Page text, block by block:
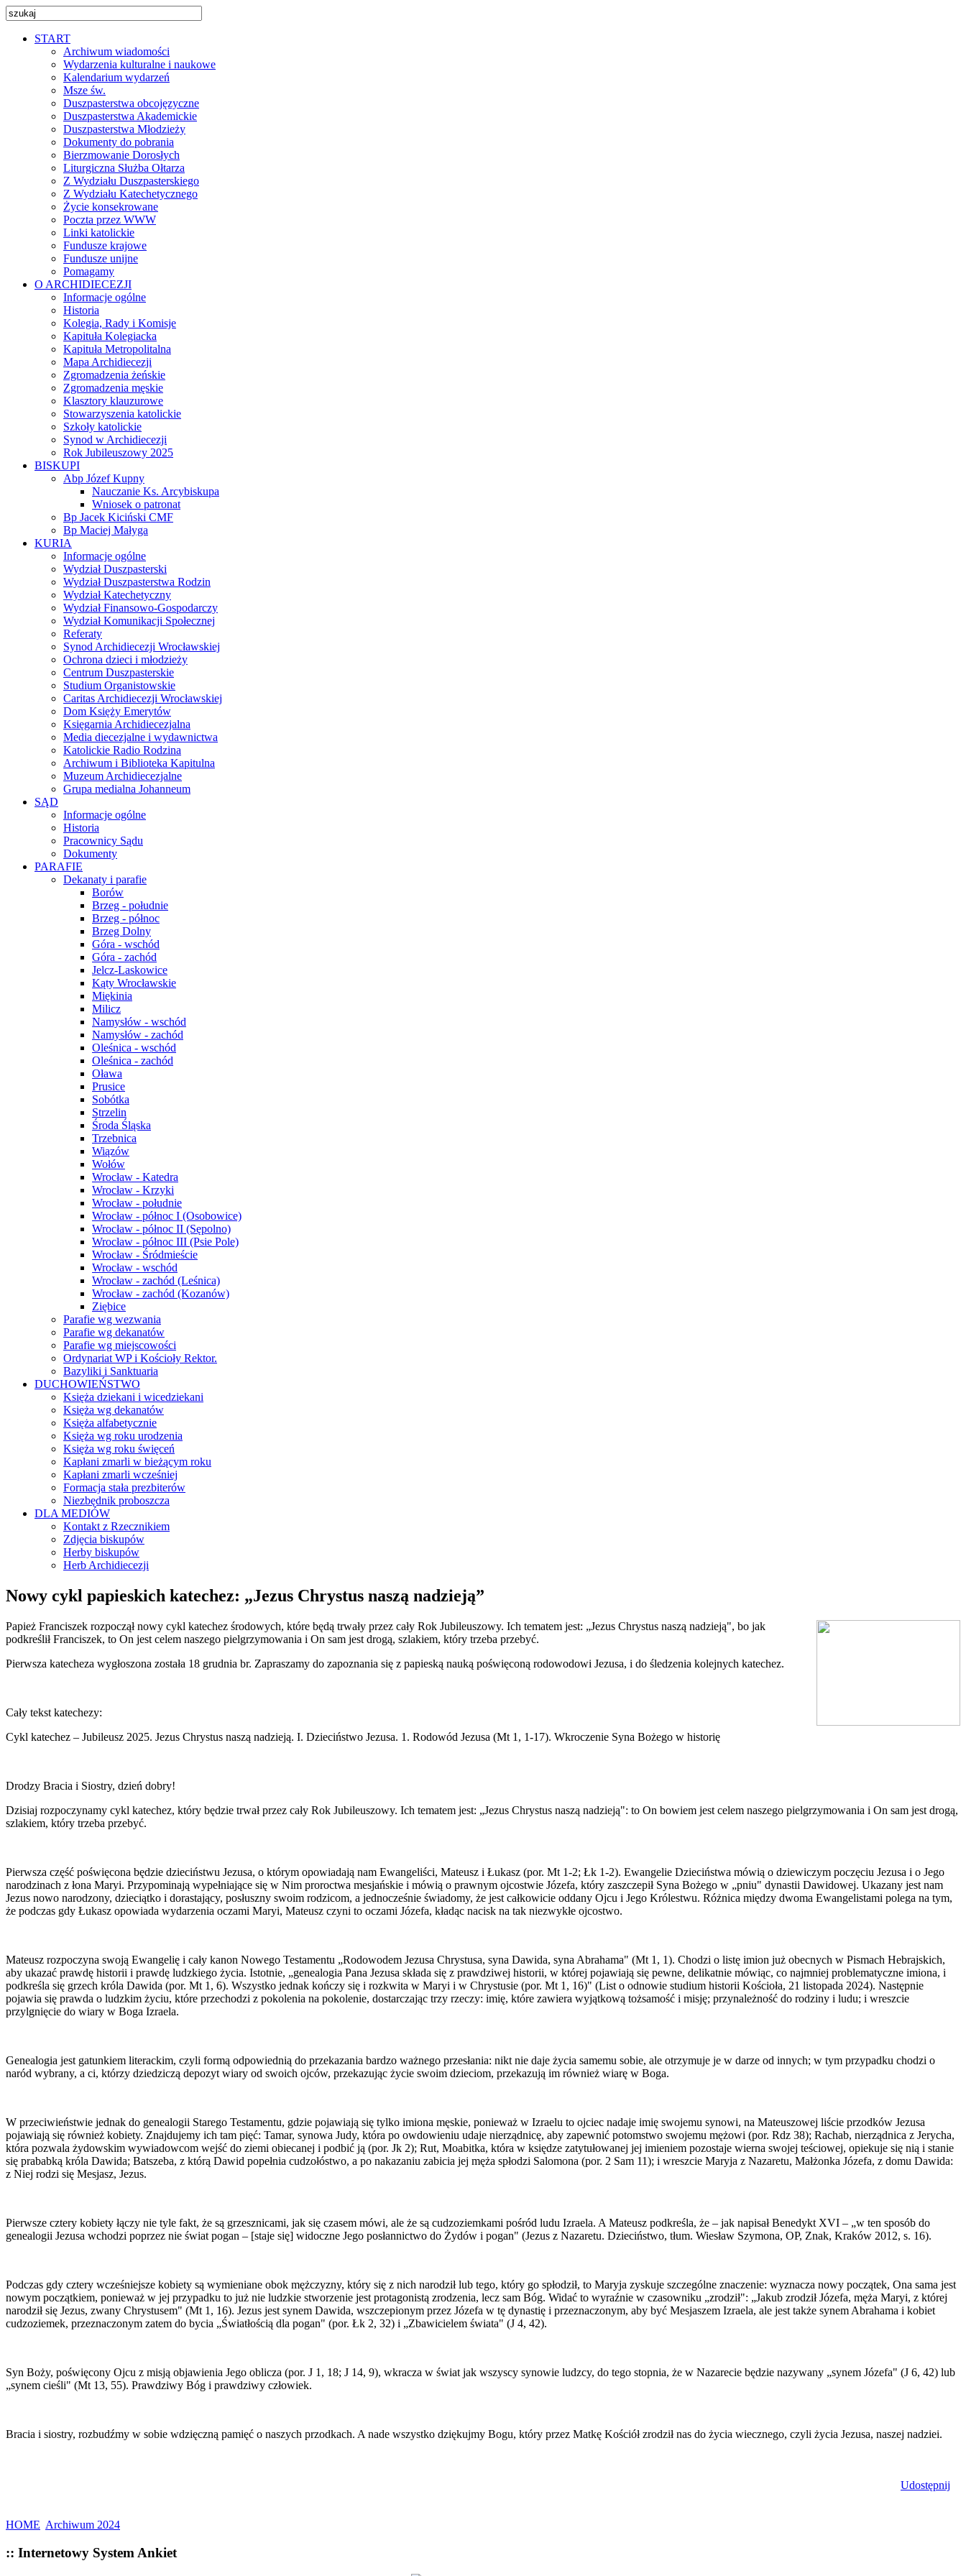
START
Archiwum wiadomości
Wydarzenia kulturalne i naukowe
Kalendarium wydarzeń
Msze św.
Duszpasterstwa obcojęzyczne
Duszpasterstwa Akademickie
Duszpasterstwa Młodzieży
Dokumenty do pobrania
Bierzmowanie Dorosłych
Liturgiczna Służba Ołtarza
Z Wydziału Duszpasterskiego
Z Wydziału Katechetycznego
Życie konsekrowane
Poczta przez WWW
Linki katolickie
Fundusze krajowe
Fundusze unijne
Pomagamy
O ARCHIDIECEZJI
Informacje ogólne
Historia
Kolegia, Rady i Komisje
Kapituła Kolegiacka
Kapituła Metropolitalna
Mapa Archidiecezji
Zgromadzenia żeńskie
Zgromadzenia męskie
Klasztory klauzurowe
Stowarzyszenia katolickie
Szkoły katolickie
Synod w Archidiecezji
Rok Jubileuszowy 2025
BISKUPI
Abp Józef Kupny
Nauczanie Ks. Arcybiskupa
Wniosek o patronat
Bp Jacek Kiciński CMF
Bp Maciej Małyga
KURIA
Informacje ogólne
Wydział Duszpasterski
Wydział Duszpasterstwa Rodzin
Wydział Katechetyczny
Wydział Finansowo-Gospodarczy
Wydział Komunikacji Społecznej
Referaty
Synod Archidiecezji Wrocławskiej
Ochrona dzieci i młodzieży
Centrum Duszpasterskie
Studium Organistowskie
Caritas Archidiecezji Wrocławskiej
Dom Księży Emerytów
Księgarnia Archidiecezjalna
Media diecezjalne i wydawnictwa
Katolickie Radio Rodzina
Archiwum i Biblioteka Kapitulna
Muzeum Archidiecezjalne
Grupa medialna Johanneum
SĄD
Informacje ogólne
Historia
Pracownicy Sądu
Dokumenty
PARAFIE
Dekanaty i parafie
Borów
Brzeg - południe
Brzeg - północ
Brzeg Dolny
Góra - wschód
Góra - zachód
Jelcz-Laskowice
Kąty Wrocławskie
Miękinia
Milicz
Namysłów - wschód
Namysłów - zachód
Oleśnica - wschód
Oleśnica - zachód
Oława
Prusice
Sobótka
Strzelin
Środa Śląska
Trzebnica
Wiązów
Wołów
Wrocław - Katedra
Wrocław - Krzyki
Wrocław - południe
Wrocław - północ I (Osobowice)
Wrocław - północ II (Sępolno)
Wrocław - północ III (Psie Pole)
Wrocław - Śródmieście
Wrocław - wschód
Wrocław - zachód (Leśnica)
Wrocław - zachód (Kozanów)
Ziębice
Parafie wg wezwania
Parafie wg dekanatów
Parafie wg miejscowości
Ordynariat WP i Kościoły Rektor.
Bazyliki i Sanktuaria
DUCHOWIEŃSTWO
Księża dziekani i wicedziekani
Księża wg dekanatów
Księża alfabetycznie
Księża wg roku urodzenia
Księża wg roku święceń
Kapłani zmarli w bieżącym roku
Kapłani zmarli wcześniej
Formacja stała prezbiterów
Niezbędnik proboszcza
DLA MEDIÓW
Kontakt z Rzecznikiem
Zdjęcia biskupów
Herby biskupów
Herb Archidiecezji
Nowy cykl papieskich katechez: „Jezus Chrystus naszą nadzieją”
Papież Franciszek rozpoczął nowy cykl katechez środowych, które będą trwały przez cały Rok Jubileuszowy. Ich tematem jest: „Jezus Chrystus naszą nadzieją", bo jak
podkreślił Franciszek, to On jest celem naszego pielgrzymowania i On sam jest drogą, szlakiem, który trzeba przebyć.
Pierwsza katecheza wygłoszona została 18 grudnia br. Zapraszamy do zapoznania się z papieską nauką poświęconą rodowodowi Jezusa, i do śledzenia kolejnych katechez.
Cały tekst katechezy:
Cykl katechez – Jubileusz 2025. Jezus Chrystus naszą nadzieją. I. Dzieciństwo Jezusa. 1. Rodowód Jezusa (Mt 1, 1-17). Wkroczenie Syna Bożego w historię
Drodzy Bracia i Siostry, dzień dobry!
Dzisiaj rozpoczynamy cykl katechez, który będzie trwał przez cały Rok Jubileuszowy. Ich tematem jest: „Jezus Chrystus naszą nadzieją": to On bowiem jest celem naszego pielgrzymowania i On sam jest drogą,
szlakiem, który trzeba przebyć.
Pierwsza część poświęcona będzie dzieciństwu Jezusa, o którym opowiadają nam Ewangeliści, Mateusz i Łukasz (por. Mt 1-2; Łk 1-2). Ewangelie Dzieciństwa mówią o dziewiczym poczęciu Jezusa i o Jego
narodzinach z łona Maryi. Przypominają wypełniające się w Nim proroctwa mesjańskie i mówią o prawnym ojcostwie Józefa, który zaszczepił Syna Bożego w „pniu" dynastii Dawidowej. Ukazany jest nam
Jezus nowo narodzony, dzieciątko i dorastający, posłuszny swoim rodzicom, a jednocześnie świadomy, że jest całkowicie oddany Ojcu i Jego Królestwu. Różnica między dwoma Ewangelistami polega na tym,
że podczas gdy Łukasz opowiada wydarzenia oczami Maryi, Mateusz czyni to oczami Józefa, kładąc nacisk na tak niezwykłe ojcostwo.
Mateusz rozpoczyna swoją Ewangelię i cały kanon Nowego Testamentu „Rodowodem Jezusa Chrystusa, syna Dawida, syna Abrahama" (Mt 1, 1). Chodzi o listę imion już obecnych w Pismach Hebrajskich,
aby ukazać prawdę historii i prawdę ludzkiego życia. Istotnie, „genealogia Pana Jezusa składa się z prawdziwej historii, w której pojawiają się pewne, delikatnie mówiąc, co najmniej problematyczne imiona, i
podkreśla się grzech króla Dawida (por. Mt 1, 6). Wszystko jednak kończy się i rozkwita w Maryi i w Chrystusie (por. Mt 1, 16)" (List o odnowie studium historii Kościoła, 21 listopada 2024). Następnie
pojawia się prawda o ludzkim życiu, które przechodzi z pokolenia na pokolenie, dostarczając trzy rzeczy: imię, które zawiera wyjątkową tożsamość i misję; przynależność do rodziny i ludu; i wreszcie
przylgnięcie do wiary w Boga Izraela.
Genealogia jest gatunkiem literackim, czyli formą odpowiednią do przekazania bardzo ważnego przesłania: nikt nie daje życia samemu sobie, ale otrzymuje je w darze od innych; w tym przypadku chodzi o
naród wybrany, a ci, którzy dziedziczą depozyt wiary od swoich ojców, przekazując życie swoim dzieciom, przekazują im również wiarę w Boga.
W przeciwieństwie jednak do genealogii Starego Testamentu, gdzie pojawiają się tylko imiona męskie, ponieważ w Izraelu to ojciec nadaje imię swojemu synowi, na Mateuszowej liście przodków Jezusa
pojawiają się również kobiety. Znajdujemy ich tam pięć: Tamar, synowa Judy, która po owdowieniu udaje nierządnicę, aby zapewnić potomstwo swojemu mężowi (por. Rdz 38); Rachab, nierządnica z Jerycha,
która pozwala żydowskim wywiadowcom wejść do ziemi obiecanej i podbić ją (por. Jk 2); Rut, Moabitka, która w księdze zatytułowanej jej imieniem pozostaje wierna swojej teściowej, opiekuje się nią i stanie
się prababką króla Dawida; Batszeba, z którą Dawid popełnia cudzołóstwo, a po nakazaniu zabicia jej męża spłodzi Salomona (por. 2 Sam 11); i wreszcie Maryja z Nazaretu, Małżonka Józefa, z domu Dawida:
z Niej rodzi się Mesjasz, Jezus.
Pierwsze cztery kobiety łączy nie tyle fakt, że są grzesznicami, jak się czasem mówi, ale że są cudzoziemkami pośród ludu Izraela. A Mateusz podkreśla, że – jak napisał Benedykt XVI – „w ten sposób do
genealogii Jezusa wchodzi poprzez nie świat pogan – [staje się] widoczne Jego posłannictwo do Żydów i pogan" (Jezus z Nazaretu. Dzieciństwo, tłum. Wiesław Szymona, OP, Znak, Kraków 2012, s. 16).
Podczas gdy cztery wcześniejsze kobiety są wymieniane obok mężczyzny, który się z nich narodził lub tego, który go spłodził, to Maryja zyskuje szczególne znaczenie: wyznacza nowy początek, Ona sama jest
nowym początkiem, ponieważ w jej przypadku to już nie ludzkie stworzenie jest protagonistą zrodzenia, lecz sam Bóg. Widać to wyraźnie w czasowniku „zrodził": „Jakub zrodził Józefa, męża Maryi, z której
narodził się Jezus, zwany Chrystusem" (Mt 1, 16). Jezus jest synem Dawida, wszczepionym przez Józefa w tę dynastię i przeznaczonym, aby być Mesjaszem Izraela, ale jest także synem Abrahama i kobiet
cudzoziemek, przeznaczonym zatem do bycia „Światłością dla pogan" (por. Łk 2, 32) i „Zbawicielem świata" (J 4, 42).
Syn Boży, poświęcony Ojcu z misją objawienia Jego oblicza (por. J 1, 18; J 14, 9), wkracza w świat jak wszyscy synowie ludzcy, do tego stopnia, że w Nazarecie będzie nazywany „synem Józefa" (J 6, 42) lub
„synem cieśli" (Mt 13, 55). Prawdziwy Bóg i prawdziwy człowiek.
Bracia i siostry, rozbudźmy w sobie wdzięczną pamięć o naszych przodkach. A nade wszystko dziękujmy Bogu, który przez Matkę Kościół zrodził nas do życia wiecznego, czyli życia Jezusa, naszej nadziei.
Udostępnij
HOME Archiwum 2024
:: Internetowy System Ankiet